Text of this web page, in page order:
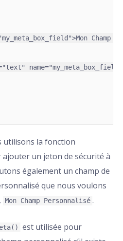
Champ
utilisons la fonction
ajouter un jeton de sécurité à
également un champ de
que nous voulons
Mon Champ Personnalisé .
est utilisée pour